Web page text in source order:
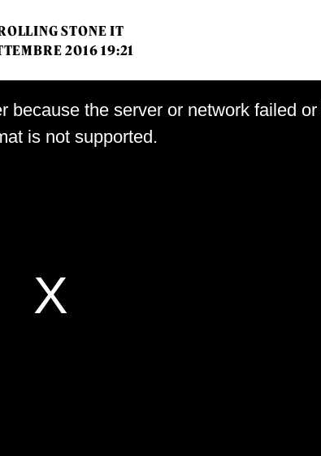
STONE IT
2016 19:21